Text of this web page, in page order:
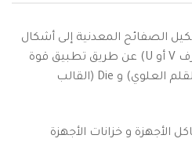
الصفائح المعدنية إلى أشكال
محددة (غالبًا على شكل حرف V أو U) عن طريق تطبيق قوة
ضغط هائلة بين Punch (القلم العلوي) و Die (القالب
الأجهزة و خزانات الأجهزة